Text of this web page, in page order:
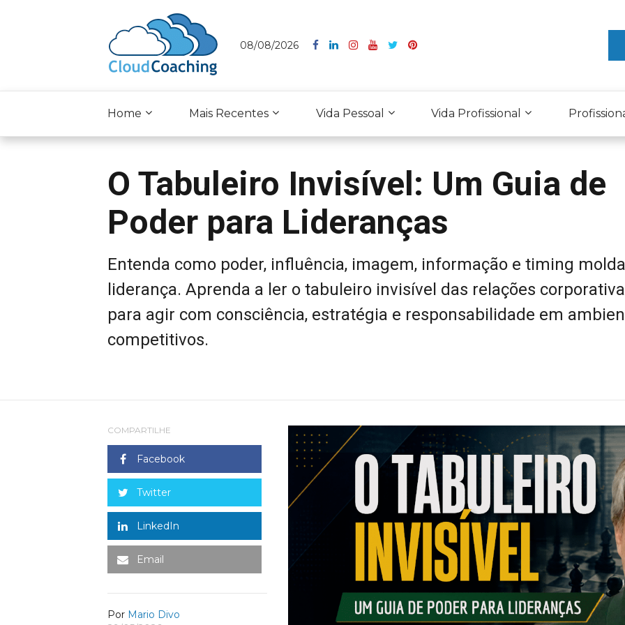
08/08/2026
Home Mais Recentes Vida Pessoal Vida Profissional
O Tabuleiro Invisível: Um Guia de
Poder para Lideranças
Entenda como poder, influência, imagem, informação e timing
liderança. Aprenda a ler o tabuleiro invisível das relações
para agir com consciência, estratégia e responsabilidade em
competitivos.
COMPARTILHE
Facebook
Twitter
LinkedIn
Email
Por Mario Divo